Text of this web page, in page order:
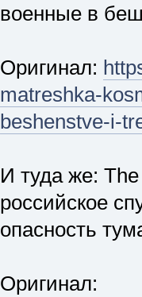
военные в
Оригинал:
matreshka-
beshenstve-i-
И туда же:
российское
опасность
Оригинал: